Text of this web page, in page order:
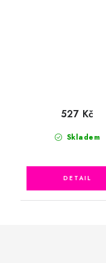
Skladem
527 Kč